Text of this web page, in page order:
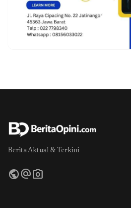
Berita Aktual & Terkini
publicalternate_emailphoto_camera